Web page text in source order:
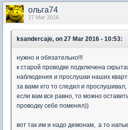
ольга74
27 Mar 2016
ksandercaje, on 27 Mar 2016 - 10:53:
нужно и обязательно!!!
к старой проводке подключена
наблюдения и прослушки наших
за вами кто то следил и
если вам все равно, то можно
проводку себе поменял))
вот так им и надо демонам, а то